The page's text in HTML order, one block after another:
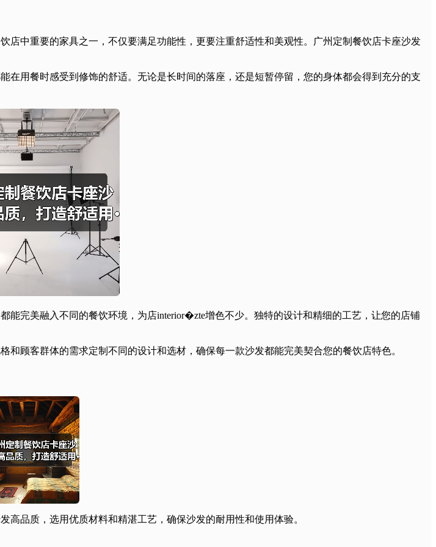
中重要的家具之一，不仅要满足功能性，更要注重舒适性和美观性。广州定制餐饮店卡座沙发
用餐时感受到修饰的舒适。无论是长时间的落座，还是短暂停留，您的身体都会得到充分的支
完美融入不同的餐饮环境，为店interior�zte增色不少。独特的设计和精细的工艺，让您的店铺
顾客群体的需求定制不同的设计和选材，确保每一款沙发都能完美契合您的餐饮店特色。
品质，选用优质材料和精湛工艺，确保沙发的耐用性和使用体验。